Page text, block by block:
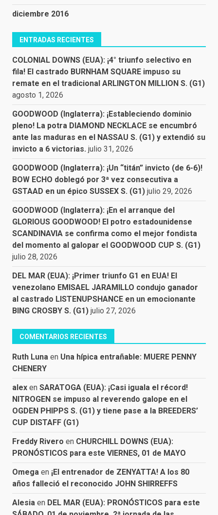
diciembre 2016
ENTRADAS RECIENTES
COLONIAL DOWNS (EUA): ¡4° triunfo selectivo en
fila! El castrado BURNHAM SQUARE impuso su
remate en el tradicional ARLINGTON MILLION S. (G1)
agosto 1, 2026
GOODWOOD (Inglaterra): ¡Estableciendo dominio
pleno! La potra DIAMOND NECKLACE se encumbró
ante las maduras en el NASSAU S. (G1) y extendió su
invicto a 6 victorias. julio 31, 2026
GOODWOOD (Inglaterra): ¡Un “titán” invicto (de 6-6)!
BOW ECHO doblegó por 3ª vez consecutiva a
GSTAAD en un épico SUSSEX S. (G1) julio 29, 2026
GOODWOOD (Inglaterra): ¡En el arranque del
GLORIOUS GOODWOOD! El potro estadounidense
SCANDINAVIA se confirma como el mejor fondista
del momento al galopar el GOODWOOD CUP S. (G1)
julio 28, 2026
DEL MAR (EUA): ¡Primer triunfo G1 en EUA! El
venezolano EMISAEL JARAMILLO condujo ganador
al castrado LISTENUPSHANCE en un emocionante
BING CROSBY S. (G1) julio 27, 2026
COMENTARIOS RECIENTES
Ruth Luna en Una hípica entrañable: MUERE PENNY
CHENERY
alex en SARATOGA (EUA): ¡Casi iguala el récord!
NITROGEN se impuso al reverendo galope en el
OGDEN PHIPPS S. (G1) y tiene pase a la BREEDERS’
CUP DISTAFF (G1)
Freddy Rivero en CHURCHILL DOWNS (EUA):
PRONÓSTICOS para este VIERNES, 01 de MAYO
Omega en ¡El entrenador de ZENYATTA! A los 80
años falleció el reconocido JOHN SHIRREFFS
Alesia en DEL MAR (EUA): PRONÓSTICOS para este